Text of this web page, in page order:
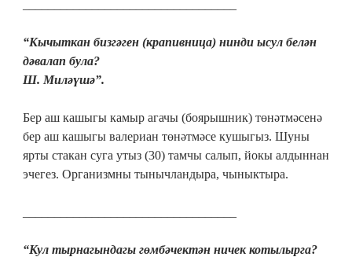
“Кычыткан бизгәген (крапивница) нинди ысул белән
дәвалап була?
Ш. Миләүшә”.
Бер аш кашыгы камыр агачы (боярышник) төнәтмәсенә
бер аш кашыгы валериан төнәтмәсе кушыгыз. Шуны
ярты стакан суга утыз (30) тамчы салып, йокы алдыннан
эчегез. Организмны тынычландыра, чыныктыра.
“Кул тырнагындагы гөмбәчектән ничек котылырга?